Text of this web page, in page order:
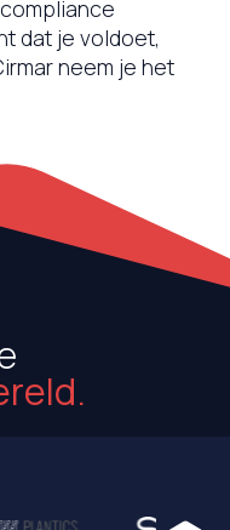
dat je voldoet,
neem je het